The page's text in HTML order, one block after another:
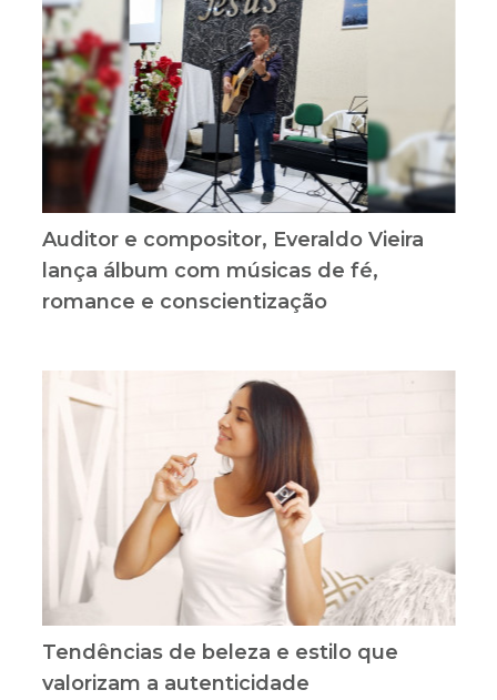
Auditor e compositor, Everaldo Vieira
lança álbum com músicas de fé,
romance e conscientização
Tendências de beleza e estilo que
valorizam a autenticidade